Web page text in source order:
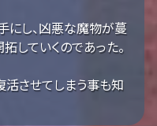
にし、凶悪な魔物が蔓
していくのであった。
活させてしまう事も知